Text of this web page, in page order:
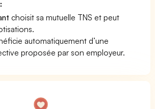
choisit sa mutuelle TNS et peut
automatiquement d’une
proposée par son employeur.